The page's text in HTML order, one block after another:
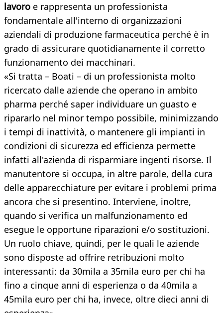
lavoro e rappresenta un professionista
fondamentale all'interno di organizzazioni
aziendali di produzione farmaceutica perché è in
grado di assicurare quotidianamente il corretto
funzionamento dei macchinari.
«Si tratta – Boati – di un professionista molto
ricercato dalle aziende che operano in ambito
pharma perché saper individuare un guasto e
ripararlo nel minor tempo possibile, minimizzando
i tempi di inattività, o mantenere gli impianti in
condizioni di sicurezza ed efficienza permette
infatti all'azienda di risparmiare ingenti risorse. Il
manutentore si occupa, in altre parole, della cura
delle apparecchiature per evitare i problemi prima
ancora che si presentino. Interviene, inoltre,
quando si verifica un malfunzionamento ed
esegue le opportune riparazioni e/o sostituzioni.
Un ruolo chiave, quindi, per le quali le aziende
sono disposte ad offrire retribuzioni molto
interessanti: da 30mila a 35mila euro per chi ha
fino a cinque anni di esperienza o da 40mila a
45mila euro per chi ha, invece, oltre dieci anni di